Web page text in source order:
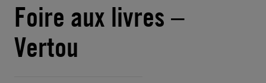
Foire aux livres –
Vertou